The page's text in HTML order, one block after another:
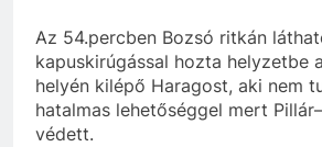
Az 54.percben Bozsó ritkán
kapuskirúgással hozta helyzetbe
helyén kilépő Haragost, aki nem
hatalmas lehetőséggel mert
védett.